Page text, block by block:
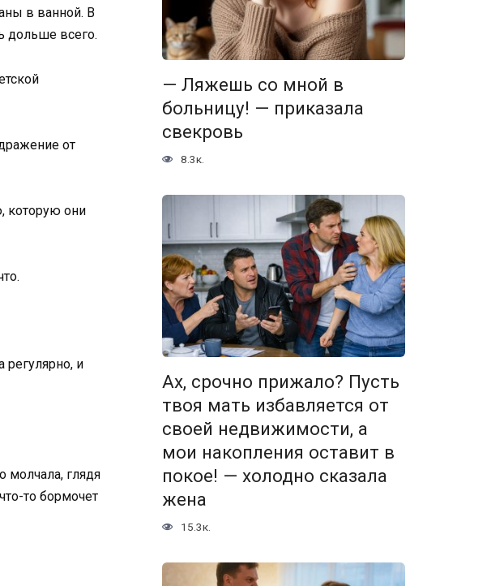
в ванной. В
дольше всего.
от
которую они
регулярно, и
молчала, глядя
то бормочет
— Ляжешь со мной в
больницу! — приказала
свекровь
8.3к.
Ах, срочно прижало? Пусть
твоя мать избавляется от
своей недвижимости, а
мои накопления оставит в
покое! — холодно сказала
жена
15.3к.